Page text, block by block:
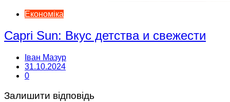
Економіка
Capri Sun: Вкус детства и свежести
Іван Мазур
31.10.2024
0
Залишити відповідь